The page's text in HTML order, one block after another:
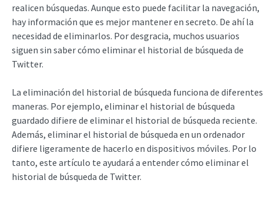
realicen búsquedas. Aunque esto puede facilitar la navegación,
hay información que es mejor mantener en secreto. De ahí la
necesidad de eliminarlos. Por desgracia, muchos usuarios
siguen sin saber cómo eliminar el historial de búsqueda de
Twitter.
La eliminación del historial de búsqueda funciona de diferentes
maneras. Por ejemplo, eliminar el historial de búsqueda
guardado difiere de eliminar el historial de búsqueda reciente.
Además, eliminar el historial de búsqueda en un ordenador
difiere ligeramente de hacerlo en dispositivos móviles. Por lo
tanto, este artículo te ayudará a entender cómo eliminar el
historial de búsqueda de Twitter.